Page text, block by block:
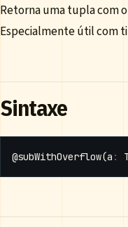
Retorna uma tupla com
Especialmente útil com
Sintaxe
@subWithOverflow(a :